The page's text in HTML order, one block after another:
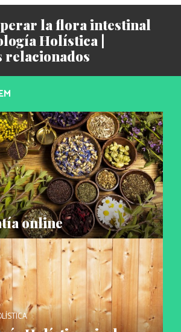
la flora intestinal
Holística |
relacionados
online